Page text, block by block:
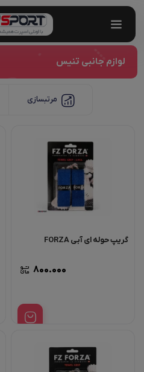
لوازم جانبی تنیس
مرتبسازی
گریپ حوله ای آبی FORZA
۸۰۰.۰۰۰